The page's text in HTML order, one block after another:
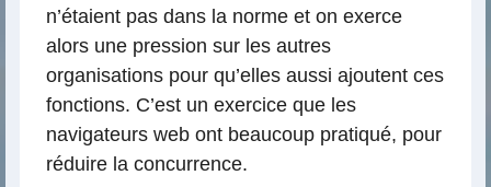
n’étaient pas dans la norme et on exerce
alors une pression sur les autres
organisations pour qu’elles aussi ajoutent ces
fonctions. C’est un exercice que les
navigateurs web ont beaucoup pratiqué, pour
réduire la concurrence.